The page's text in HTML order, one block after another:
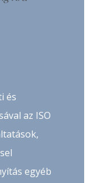
és
az ISO
egyéb